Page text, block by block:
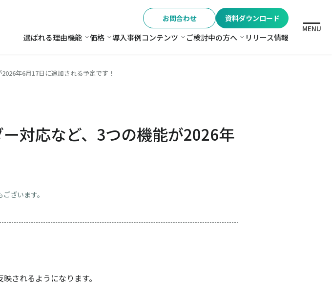
お問合わせ 資料ダウンロード
選ばれる理由機能 機能
価格 価格
導入事例コンテンツ コンテンツ
ご検討中の方へ ご検討中の方へ
リリース情報
MENU
年6月17日に追加される予定です！
対応など、3つの機能が2026年
ざいます。
されるようになります。